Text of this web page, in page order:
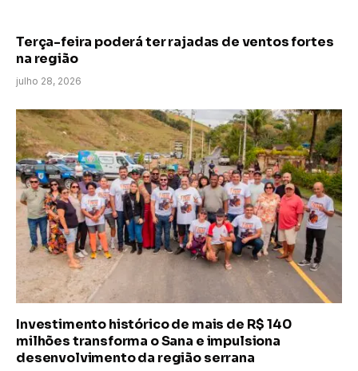
Terça-feira poderá ter rajadas de ventos fortes
na região
julho 28, 2026
Investimento histórico de mais de R$ 140
milhões transforma o Sana e impulsiona
desenvolvimento da região serrana